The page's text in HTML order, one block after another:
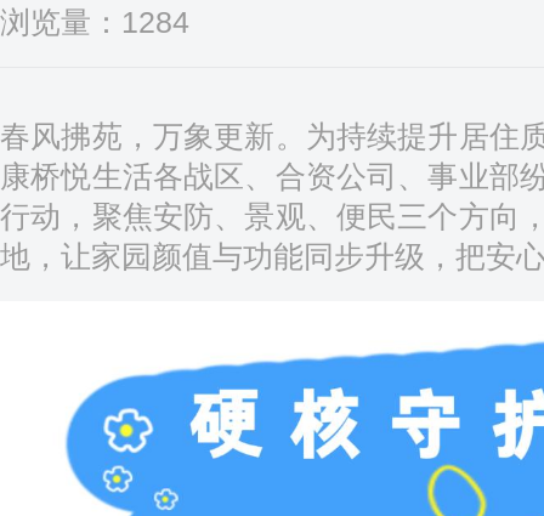
浏览量：1284
春风拂苑，万象更新。为持续提升居住
康桥悦生活各战区、合资公司、事业部
行动，聚焦安防、景观、便民三个方向
地，让家园颜值与功能同步升级，把安